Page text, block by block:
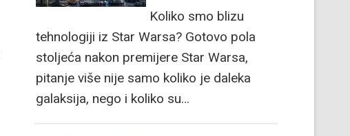
Koliko smo blizu
tehnologiji iz Star Warsa? Gotovo pola
stoljeća nakon premijere Star Warsa,
pitanje više nije samo koliko je daleka
galaksija, nego i koliko su…